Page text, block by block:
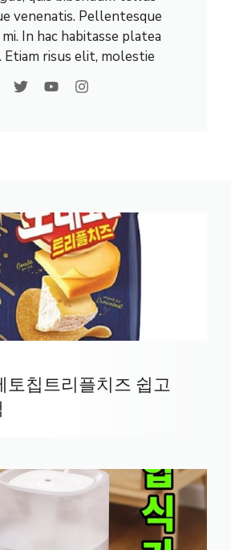
venenatis. Pellentesque
In hac habitasse platea
risus elit, molestie
토칩트리플치즈 쉽고